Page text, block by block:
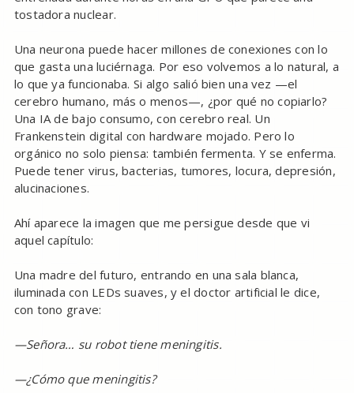
tostadora nuclear.
Una neurona puede hacer millones de conexiones con lo
que gasta una luciérnaga. Por eso volvemos a lo natural, a
lo que ya funcionaba. Si algo salió bien una vez —el
cerebro humano, más o menos—, ¿por qué no copiarlo?
Una IA de bajo consumo, con cerebro real. Un
Frankenstein digital con hardware mojado. Pero lo
orgánico no solo piensa: también fermenta. Y se enferma.
Puede tener virus, bacterias, tumores, locura, depresión,
alucinaciones.
Ahí aparece la imagen que me persigue desde que vi
aquel capítulo:
Una madre del futuro, entrando en una sala blanca,
iluminada con LEDs suaves, y el doctor artificial le dice,
con tono grave:
—Señora… su robot tiene meningitis.
—¿Cómo que meningitis?